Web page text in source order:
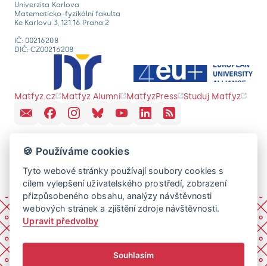
Univerzita Karlova
Matematicko-fyzikální fakulta
Ke Karlovu 3, 121 16 Praha 2
IČ: 00216208
DIČ: CZ00216208
Matfyz.cz Matfyz Alumni MatfyzPress Studuj Matfyz
🍪 Používáme cookies
Tyto webové stránky používají soubory cookies s
cílem vylepšení uživatelského prostředí, zobrazení
přizpůsobeného obsahu, analýzy návštěvnosti
webových stránek a zjištění zdroje návštěvnosti.
Upravit předvolby
Souhlasím